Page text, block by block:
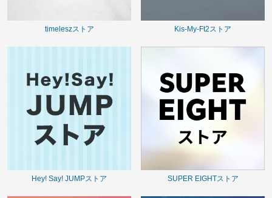
timeleszストア Kis-My-Ft2ストア
Hey! Say! JUMPストア SUPER EIGHTストア